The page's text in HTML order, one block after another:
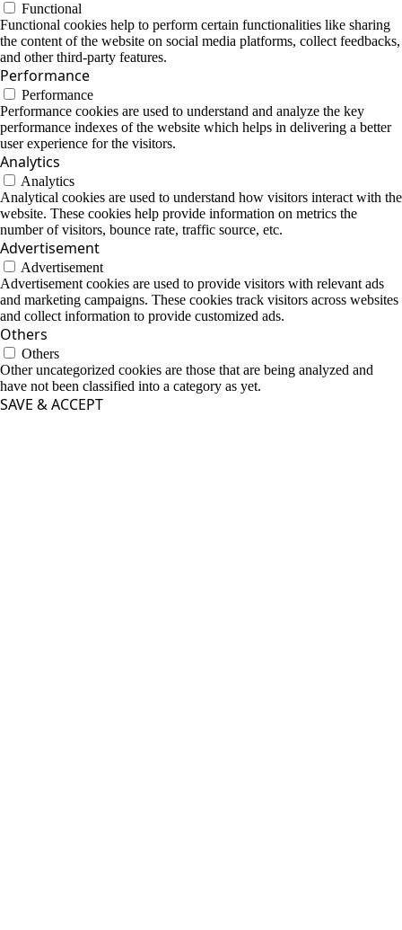
Functional
Functional cookies help to perform certain functionalities like sharing
the content of the website on social media platforms, collect feedbacks,
and other third-party features.
Performance
Performance
Performance cookies are used to understand and analyze the key
performance indexes of the website which helps in delivering a better
user experience for the visitors.
Analytics
Analytics
Analytical cookies are used to understand how visitors interact with the
website. These cookies help provide information on metrics the
number of visitors, bounce rate, traffic source, etc.
Advertisement
Advertisement
Advertisement cookies are used to provide visitors with relevant ads
and marketing campaigns. These cookies track visitors across websites
and collect information to provide customized ads.
Others
Others
Other uncategorized cookies are those that are being analyzed and
have not been classified into a category as yet.
SAVE & ACCEPT